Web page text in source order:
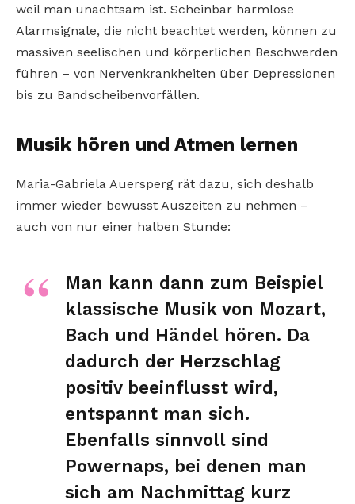
weil man unachtsam ist. Scheinbar harmlose
Alarmsignale, die nicht beachtet werden, können zu
massiven seelischen und körperlichen Beschwerden
führen – von Nervenkrankheiten über Depressionen
bis zu Bandscheibenvorfällen.
Musik hören und Atmen lernen
Maria-Gabriela Auersperg rät dazu, sich deshalb
immer wieder bewusst Auszeiten zu nehmen –
auch von nur einer halben Stunde:
Man kann dann zum Beispiel
klassische Musik von Mozart,
Bach und Händel hören. Da
dadurch der Herzschlag
positiv beeinflusst wird,
entspannt man sich.
Ebenfalls sinnvoll sind
Powernaps, bei denen man
sich am Nachmittag kurz